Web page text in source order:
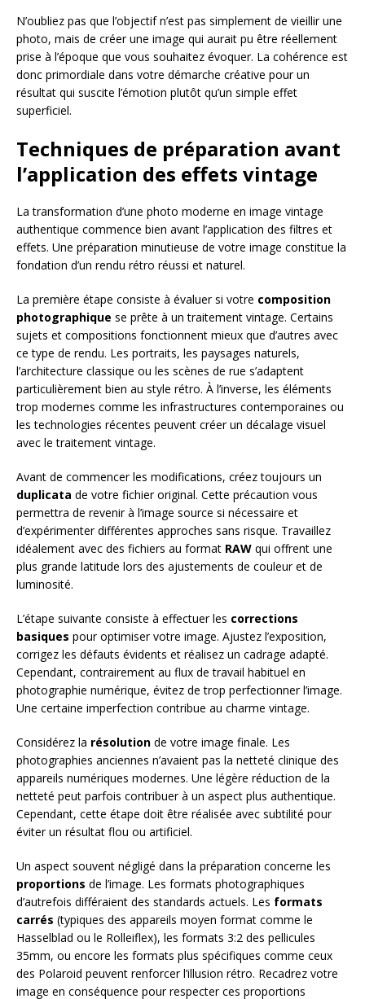
N’oubliez pas que l’objectif n’est pas simplement de vieillir une
photo, mais de créer une image qui aurait pu être réellement
prise à l’époque que vous souhaitez évoquer. La cohérence est
donc primordiale dans votre démarche créative pour un
résultat qui suscite l’émotion plutôt qu’un simple effet
superficiel.
Techniques de préparation avant
l’application des effets vintage
La transformation d’une photo moderne en image vintage
authentique commence bien avant l’application des filtres et
effets. Une préparation minutieuse de votre image constitue la
fondation d’un rendu rétro réussi et naturel.
La première étape consiste à évaluer si votre composition
photographique se prête à un traitement vintage. Certains
sujets et compositions fonctionnent mieux que d’autres avec
ce type de rendu. Les portraits, les paysages naturels,
l’architecture classique ou les scènes de rue s’adaptent
particulièrement bien au style rétro. À l’inverse, les éléments
trop modernes comme les infrastructures contemporaines ou
les technologies récentes peuvent créer un décalage visuel
avec le traitement vintage.
Avant de commencer les modifications, créez toujours un
duplicata de votre fichier original. Cette précaution vous
permettra de revenir à l’image source si nécessaire et
d’expérimenter différentes approches sans risque. Travaillez
idéalement avec des fichiers au format RAW qui offrent une
plus grande latitude lors des ajustements de couleur et de
luminosité.
L’étape suivante consiste à effectuer les corrections
basiques pour optimiser votre image. Ajustez l’exposition,
corrigez les défauts évidents et réalisez un cadrage adapté.
Cependant, contrairement au flux de travail habituel en
photographie numérique, évitez de trop perfectionner l’image.
Une certaine imperfection contribue au charme vintage.
Considérez la résolution de votre image finale. Les
photographies anciennes n’avaient pas la netteté clinique des
appareils numériques modernes. Une légère réduction de la
netteté peut parfois contribuer à un aspect plus authentique.
Cependant, cette étape doit être réalisée avec subtilité pour
éviter un résultat flou ou artificiel.
Un aspect souvent négligé dans la préparation concerne les
proportions de l’image. Les formats photographiques
d’autrefois différaient des standards actuels. Les formats
carrés (typiques des appareils moyen format comme le
Hasselblad ou le Rolleiflex), les formats 3:2 des pellicules
35mm, ou encore les formats plus spécifiques comme ceux
des Polaroid peuvent renforcer l’illusion rétro. Recadrez votre
image en conséquence pour respecter ces proportions